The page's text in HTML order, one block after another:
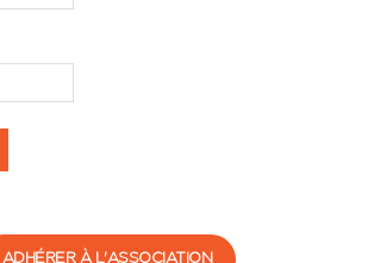
ADHÉRER À L'ASSOCIATION